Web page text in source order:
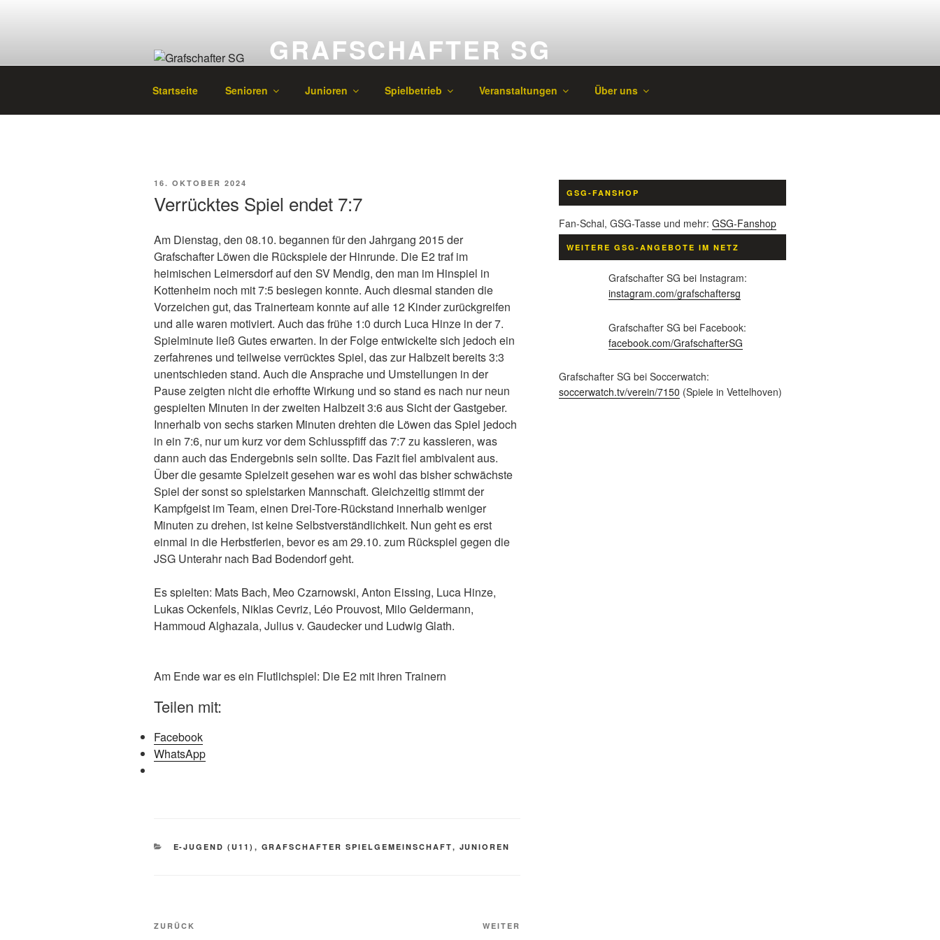
GRAFSCHAFTER SG
Startseite Senioren Junioren Spielbetrieb Veranstaltungen Über uns
VERÖFFENTLICHT
16. OKTOBER 2024
Verrücktes Spiel endet 7:7
Am Dienstag, den 08.10. begannen für den Jahrgang 2015 der
Grafschafter Löwen die Rückspiele der Hinrunde. Die E2 traf im
heimischen Leimersdorf auf den SV Mendig, den man im Hinspiel in
Kottenheim noch mit 7:5 besiegen konnte. Auch diesmal standen die
Vorzeichen gut, das Trainerteam konnte auf alle 12 Kinder zurückgreifen
und alle waren motiviert. Auch das frühe 1:0 durch Luca Hinze in der 7.
Spielminute ließ Gutes erwarten. In der Folge entwickelte sich jedoch ein
zerfahrenes und teilweise verrücktes Spiel, das zur Halbzeit bereits 3:3
unentschieden stand. Auch die Ansprache und Umstellungen in der
Pause zeigten nicht die erhoffte Wirkung und so stand es nach nur neun
gespielten Minuten in der zweiten Halbzeit 3:6 aus Sicht der Gastgeber.
Innerhalb von sechs starken Minuten drehten die Löwen das Spiel jedoch
in ein 7:6, nur um kurz vor dem Schlusspfiff das 7:7 zu kassieren, was
dann auch das Endergebnis sein sollte. Das Fazit fiel ambivalent aus.
Über die gesamte Spielzeit gesehen war es wohl das bisher schwächste
Spiel der sonst so spielstarken Mannschaft. Gleichzeitig stimmt der
Kampfgeist im Team, einen Drei-Tore-Rückstand innerhalb weniger
Minuten zu drehen, ist keine Selbstverständlichkeit. Nun geht es erst
einmal in die Herbstferien, bevor es am 29.10. zum Rückspiel gegen die
JSG Unterahr nach Bad Bodendorf geht.
Es spielten: Mats Bach, Meo Czarnowski, Anton Eissing, Luca Hinze,
Lukas Ockenfels, Niklas Cevriz, Léo Prouvost, Milo Geldermann,
Hammoud Alghazala, Julius v. Gaudecker und Ludwig Glath.
Am Ende war es ein Flutlichspiel: Die E2 mit ihren Trainern
Teilen mit:
Facebook
WhatsApp
KATEGORIEN
E-JUGEND (U11) , GRAFSCHAFTER SPIELGEMEINSCHAFT, JUNIOREN
Beitragsnavigation
Vorheriger
ZURÜCK WEITER
GSG-FANSHOP
Fan-Schal, GSG-Tasse und mehr: GSG-Fanshop
WEITERE GSG-ANGEBOTE IM NETZ
Grafschafter SG bei Instagram:
instagram.com/grafschaftersg
Grafschafter SG bei Facebook:
facebook.com/GrafschafterSG
Grafschafter SG bei Soccerwatch:
soccerwatch.tv/verein/7150 (Spiele in Vettelhoven)